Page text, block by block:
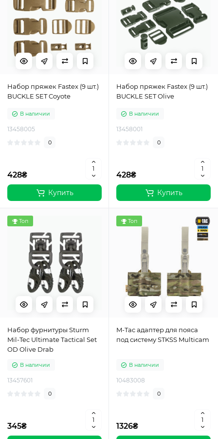
Набор пряжек Fastex (9 шт.)
BUCKLE SET Coyote
В наличии
13458005
0
428₴
Купить
Набор пряжек Fastex (9 шт.)
BUCKLE SET Olive
В наличии
13458001
0
428₴
Купить
Топ
Набор фурнитуры Sturm
Mil-Tec Ultimate Tactical Set
OD Olive Drab
В наличии
13457601
0
345₴
Топ
M-Tac адаптер для пояса
под систему STKSS Multicam
В наличии
10483008
0
1326₴